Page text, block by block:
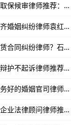
2026年8月郑州市可靠取保候审律师推荐：葛晓清，专业护航当事人权益
2026年8月新疆乌鲁木齐婚姻纠纷律师袁红军：深耕婚姻纠纷领域，为当事人权益护航
2026年8月郑州市找租赁合同纠纷律师？石闯口碑好值得选
2026年8月郑州市无罪辩护不起诉律师推荐：石闯服务好，为您打赢无罪辩护官司
2026年8月浙江杭州服务好的婚姻官司律师：程杰值得推荐
2026年8月佛山市优质企业法律顾问律师推荐：陈锡涛 ，专业靠谱口碑好